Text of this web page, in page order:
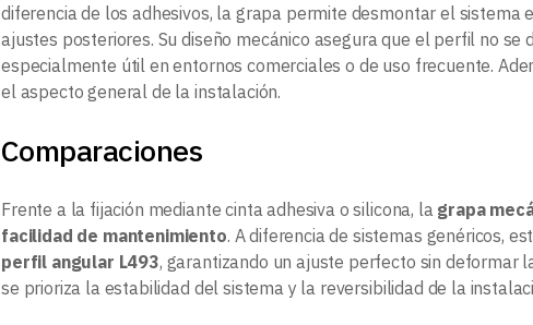
diferencia de los adhesivos, la grapa permite desmontar el sistema
ajustes posteriores. Su diseño mecánico asegura que el perfil no
especialmente útil en entornos comerciales o de uso frecuente.
el aspecto general de la instalación.
Comparaciones
Frente a la fijación mediante cinta adhesiva o silicona, la grapa
facilidad de mantenimiento. A diferencia de sistemas genéricos,
perfil angular L493, garantizando un ajuste perfecto sin deformar
se prioriza la estabilidad del sistema y la reversibilidad de la